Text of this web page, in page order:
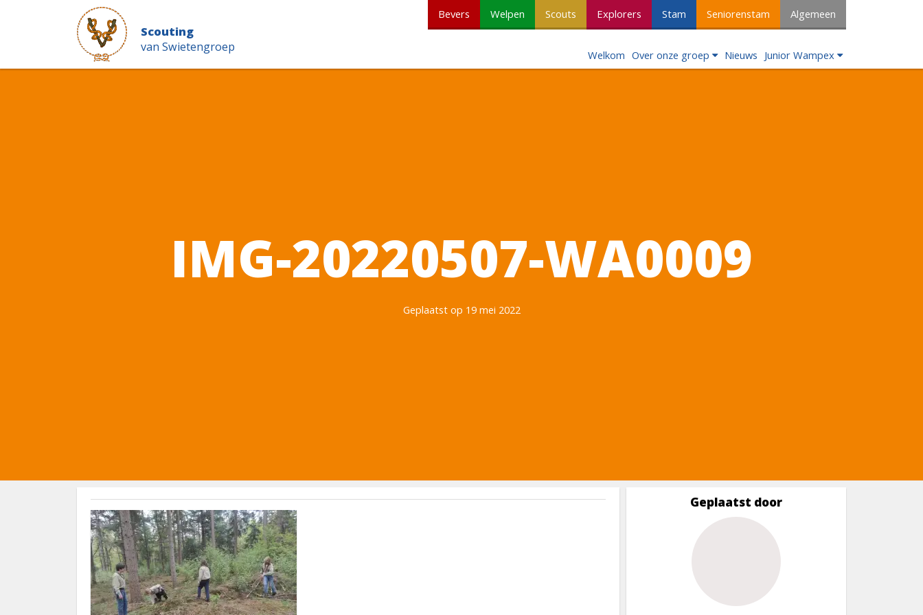
Scouting
van Swietengroep
Bevers Welpen Scouts Explorers Stam Seniorenstam Algemeen
Welkom Over onze groep Nieuws Junior Wampex
IMG-20220507-WA0009
Geplaatst op 19 mei 2022
Geplaatst door